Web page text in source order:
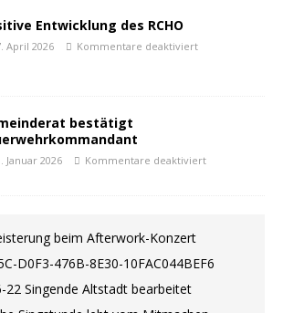
Entwicklung des RCHO
April 2026 Kommentare deaktiviert
bestätigt
Januar 2026 Kommentare deaktiviert